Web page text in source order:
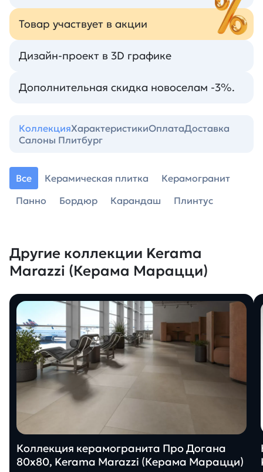
Товар участвует в акции
Дизайн-проект в 3D графике
Дополнительная скидка новоселам -3%.
КоллекцияХарактеристикиОплатаДоставка
Салоны Плитбург
Все Керамическая плитка
Керамогранит
Панно
Бордюр Карандаш Плинтус
Другие коллекции Kerama
Marazzi (Керама Марацци)
Коллекция керамогранита Про Догана
80х80, Kerama Marazzi (Керама Марацци)